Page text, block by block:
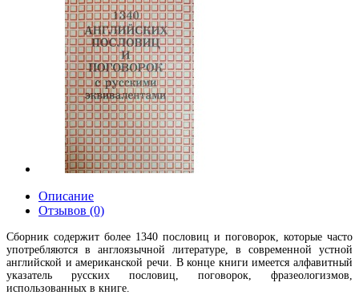
Описание
Отзывов (0)
Сборник содержит более 1340 пословиц и поговорок, которые часто
употребляются в англоязычной литературе, в современной устной
английской и американской речи. В конце книги имеется алфавитный
указатель русских пословиц, поговорок, фразеологизмов,
использованных в книге.